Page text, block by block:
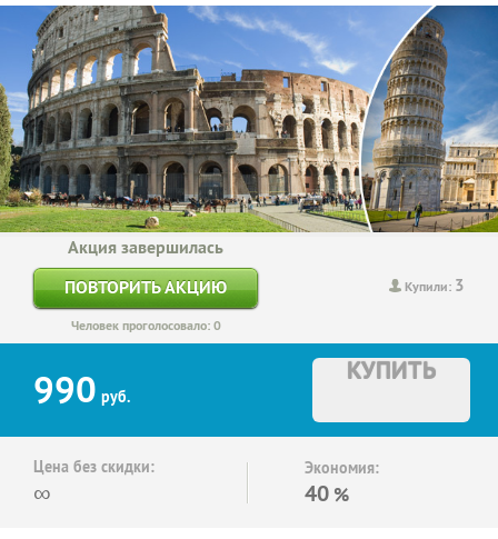
Купили: 3
Акция завершилась
ПОВТОРИТЬ АКЦИЮ
Человек проголосовало: 0
990 руб.
КУПИТЬ
Цена без скидки:
∞
Экономия:
40 %